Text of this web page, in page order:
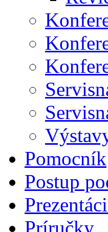
Pomocník
Postup
Príručky